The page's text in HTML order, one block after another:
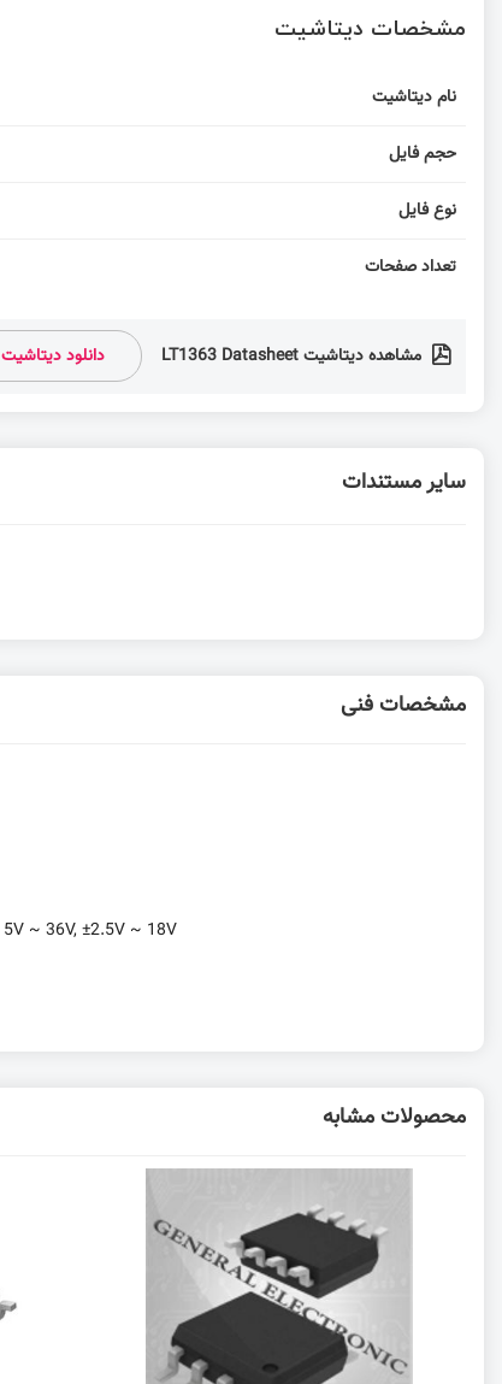
مشخصات دیتاشیت
نام دیتاشیت
حجم فایل
نوع فایل
تعداد صفحات
مشاهده دیتاشیت LT1363 Datasheet دانلود دیتاشیت
سایر مستندات
مشخصات فنی
5V ~ 36V, ±2.5V ~ 18V
محصولات مشابه